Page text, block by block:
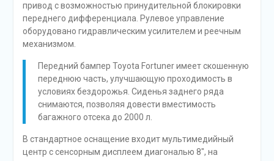
привод с возможностью принудительной блокировки
переднего дифференциала. Рулевое управление
оборудовано гидравлическим усилителем и реечным
механизмом.
Передний бампер Toyota Fortuner имеет скошенную
переднюю часть, улучшающую проходимость в
условиях бездорожья. Сиденья заднего ряда
снимаются, позволяя довести вместимость
багажного отсека до 2000 л.
В стандартное оснащение входит мультимедийный
центр с сенсорным дисплеем диагональю 8″, на